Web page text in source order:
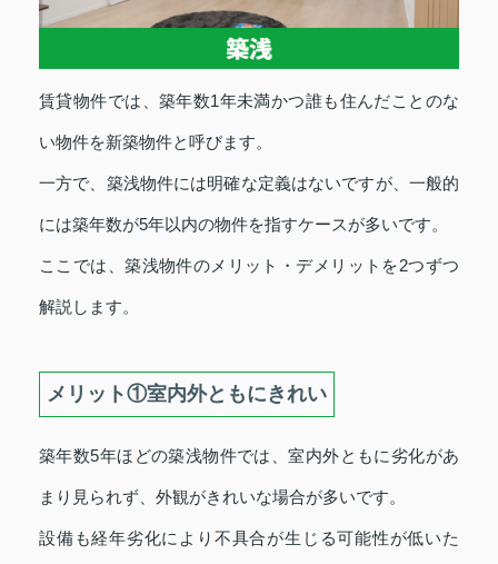
賃貸物件では、築年数1年未満かつ誰も住んだことのな
い物件を新築物件と呼びます。
一方で、築浅物件には明確な定義はないですが、一般的
には築年数が5年以内の物件を指すケースが多いです。
ここでは、築浅物件のメリット・デメリットを2つずつ
解説します。
メリット①室内外ともにきれい
築年数5年ほどの築浅物件では、室内外ともに劣化があ
まり見られず、外観がきれいな場合が多いです。
設備も経年劣化により不具合が生じる可能性が低いた